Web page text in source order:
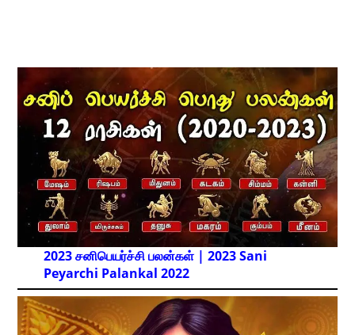
2023 சனிபெயர்ச்சி பலன்கள் | 2023 Sani
Peyarchi Palankal 2022